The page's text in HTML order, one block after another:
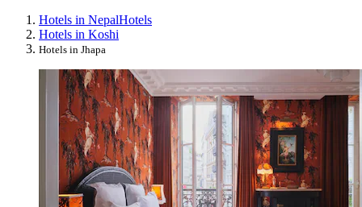
Hotels in NepalHotels
Hotels in Koshi
Hotels in Jhapa